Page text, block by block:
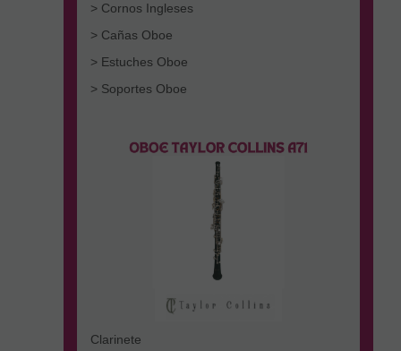
> Cornos Ingleses
> Cañas Oboe
> Estuches Oboe
> Soportes Oboe
Clarinete